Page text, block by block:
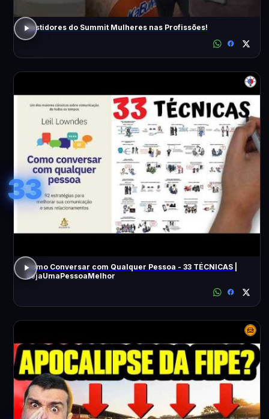
Bastidores do Summit Mulheres nas Profissões!
33
Como Conversar com Qualquer Pessoa - 33 TÉCNICAS |
SejaUmaPessoaMelhor